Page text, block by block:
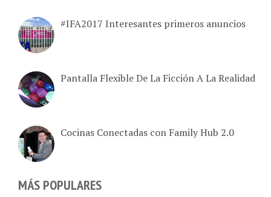
#IFA2017 Interesantes primeros anuncios
Pantalla Flexible De La Ficción A La Realidad
Cocinas Conectadas con Family Hub 2.0
MÁS POPULARES